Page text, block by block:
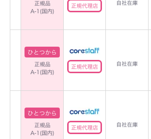
正規品
A-1(国内)
正規代理店 自社在庫
ひとつから
正規品
A-1(国内)
正規代理店 自社在庫
ひとつから
正規品
A-1(国内)
正規代理店 自社在庫